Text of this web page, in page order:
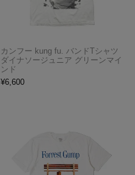
カンフー kung fu. バンドTシャツ
ダイナソージュニア グリーンマイ
ンド
¥6,600